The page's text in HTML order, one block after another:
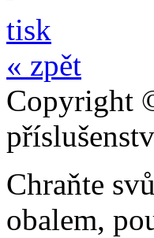
tisk
« zpět
Copyright
Chraňte
obalem,